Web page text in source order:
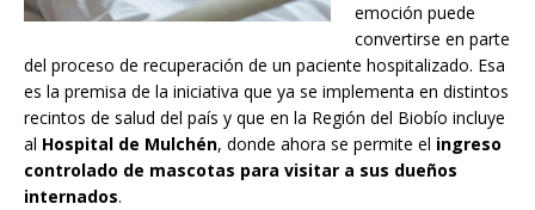
emoción puede
convertirse en parte
del proceso de recuperación de un paciente hospitalizado. Esa
es la premisa de la iniciativa que ya se implementa en distintos
recintos de salud del país y que en la Región del Biobío incluye
al Hospital de Mulchén, donde ahora se permite el ingreso
controlado de mascotas para visitar a sus dueños
internados.